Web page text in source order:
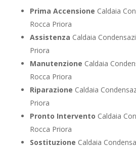
Prima Accensione Caldaia
Rocca Priora
Assistenza Caldaia
Priora
Manutenzione Caldaia
Rocca Priora
Riparazione Caldaia
Priora
Pronto Intervento Caldaia
Rocca Priora
Sostituzione Caldaia